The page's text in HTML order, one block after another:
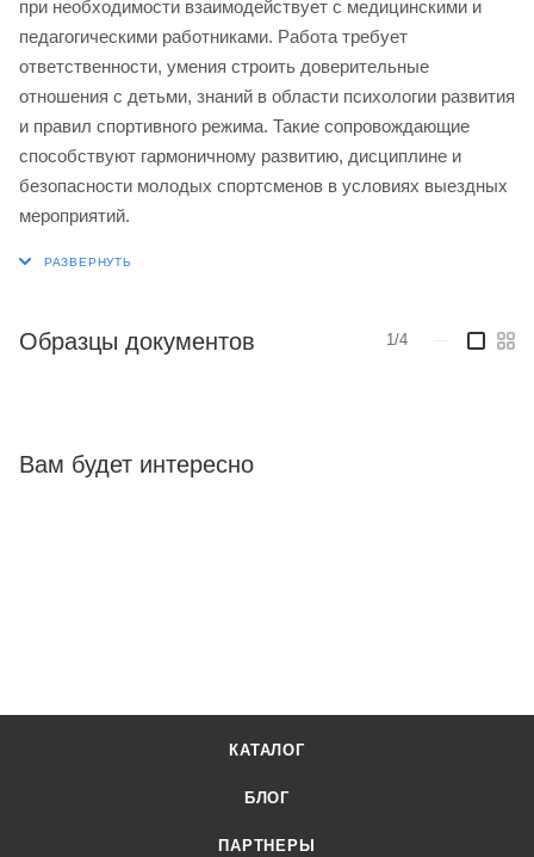
при необходимости взаимодействует с медицинскими и
педагогическими работниками. Работа требует
ответственности, умения строить доверительные
отношения с детьми, знаний в области психологии развития
и правил спортивного режима. Такие сопровождающие
способствуют гармоничному развитию, дисциплине и
безопасности молодых спортсменов в условиях выездных
мероприятий.
Образцы документов 1/4
Вам будет интересно
КАТАЛОГ
БЛОГ
ПАРТНЕРЫ